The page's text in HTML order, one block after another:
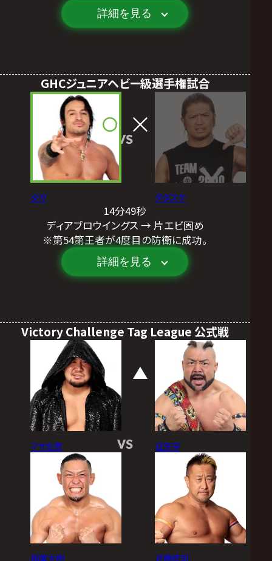
詳細を見る
GHCジュニアヘビー級選手権試合
ダガ
VS
タダスケ
14分49秒
ディアブロウイングス → 片エビ固め
※第54第王者が4度目の防衛に成功。
詳細を見る
Victory Challenge Tag League 公式戦
マサ北宮
稲葉大樹
VS 征矢学
近藤修司